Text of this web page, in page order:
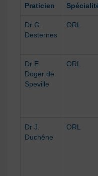
Praticien
Dr G.
Desternes
ORL
Dr E.
Doger de
Speville
ORL
Dr J.
Duchêne
ORL